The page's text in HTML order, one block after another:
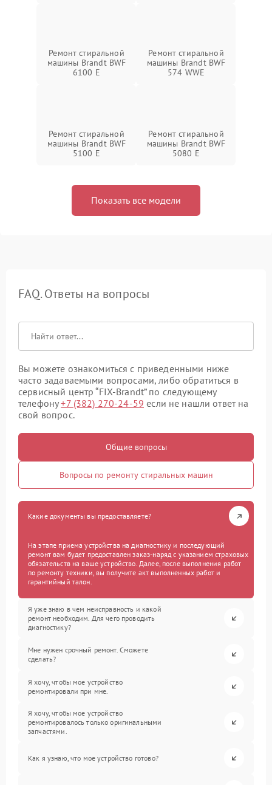
Ремонт стиральной
машины Brandt BWF
6100 E
Ремонт стиральной
машины Brandt BWF
574 WWE
Ремонт стиральной
машины Brandt BWF
5100 E
Ремонт стиральной
машины Brandt BWF
5080 E
Показать все модели
FAQ. Ответы на вопросы
Вы можете ознакомиться с приведенными ниже
часто задаваемыми вопросами, либо обратиться в
сервисный центр “FIX-Brandt” по следующему
телефону+7 (382) 270-24-59 если не нашли ответ на
свой вопрос.
Общие вопросы
Вопросы по ремонту стиральных машин
Какие документы вы предоставляете?
На этапе приема устройства на диагностику и последующий
ремонт вам будет предоставлен заказ-наряд с указанием страховых
обязательств на ваше устройство. Далее, после выполнения работ
по ремонту техники, вы получите акт выполненных работ и
гарантийный талон.
Я уже знаю в чем неисправность и какой
ремонт необходим. Для чего проводить
диагностику?
Мне нужен срочный ремонт. Сможете
сделать?
Я хочу, чтобы мое устройство
ремонтировали при мне.
Я хочу, чтобы мое устройство
ремонтировалось только оригинальными
запчастями.
Как я узнаю, что мое устройство готово?